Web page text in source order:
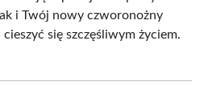
i Twój nowy czworonożny
się szczęśliwym życiem.